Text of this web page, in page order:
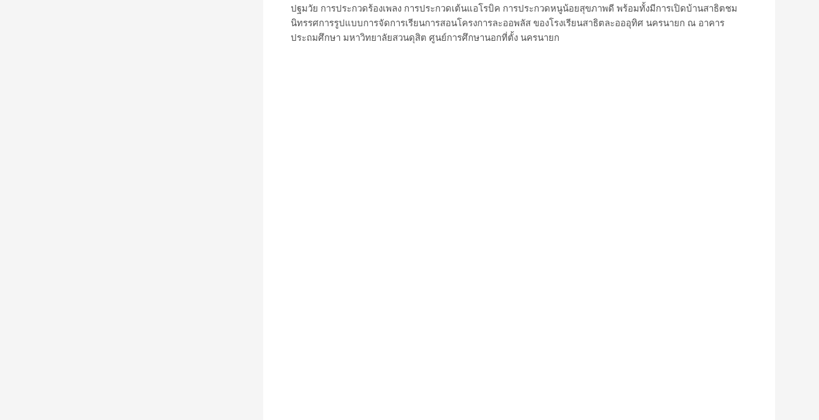
ปฐมวัย การประกวดร้องเพลง การประกวดเต้นแอโรบิค การประกวดหนูน้อยสุขภาพดี พร้อมทั้งมีการเปิดบ้านสาธิตชม
นิทรรศการรูปแบบการจัดการเรียนการสอนโครงการละออพลัส ของโรงเรียนสาธิตละอออุทิศ นครนายก ณ อาคาร
ประถมศึกษา มหาวิทยาลัยสวนดุสิต ศูนย์การศึกษานอกที่ตั้ง นครนายก